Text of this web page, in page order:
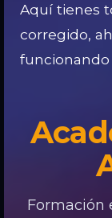
Aquí tienes
corregido,
Formación